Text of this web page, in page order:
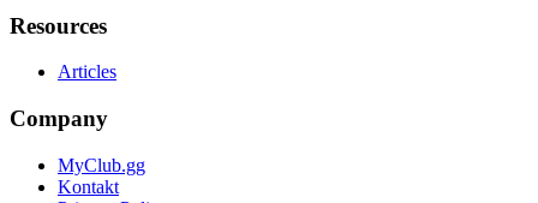
Resources
Articles
Company
MyClub.gg
Kontakt